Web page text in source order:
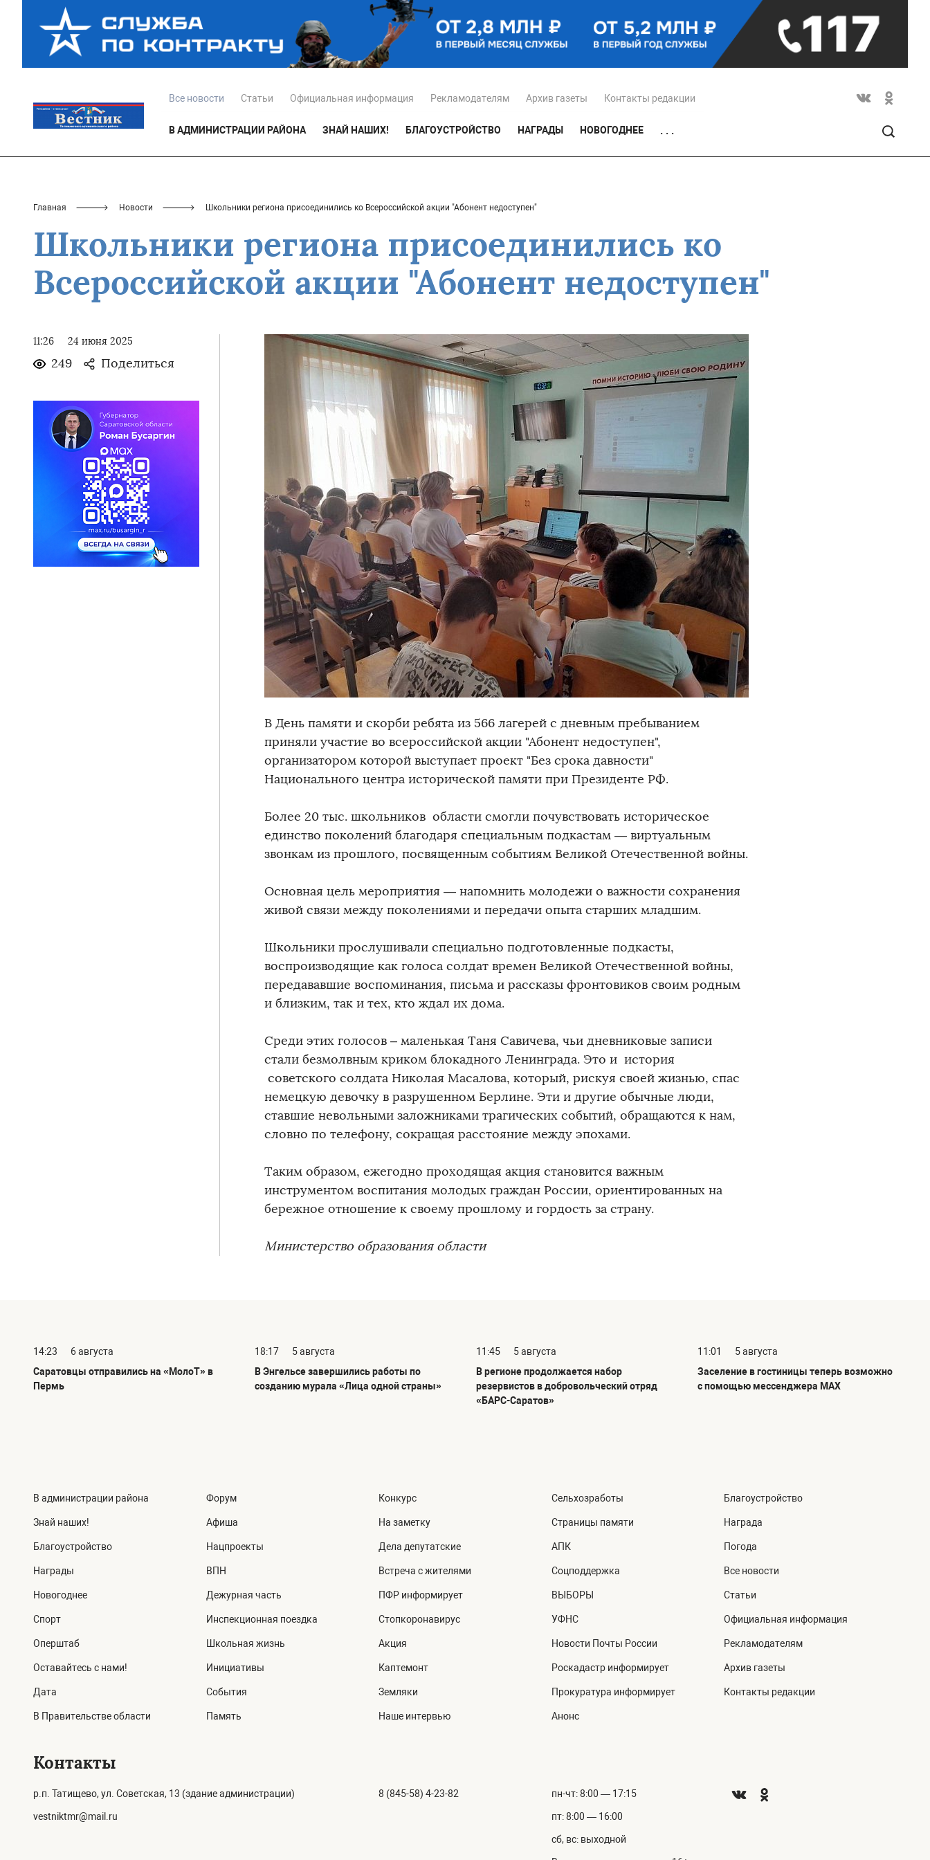
Все новости Статьи Официальная информация Рекламодателям Архив газеты Контакты редакции
В АДМИНИСТРАЦИИ РАЙОНА ЗНАЙ НАШИХ! БЛАГОУСТРОЙСТВО НАГРАДЫ НОВОГОДНЕЕ . . .
Главная Новости Школьники региона присоединились ко Всероссийской акции "Абонент недоступен"
Школьники региона присоединились ко
Всероссийской акции "Абонент недоступен"
11:26 24 июня 2025
249 Поделиться
В День памяти и скорби ребята из 566 лагерей с дневным пребыванием
приняли участие во всероссийской акции "Абонент недоступен",
организатором которой выступает проект "Без срока давности"
Национального центра исторической памяти при Президенте РФ.
Более 20 тыс. школьников области смогли почувствовать историческое
единство поколений благодаря специальным подкастам — виртуальным
звонкам из прошлого, посвященным событиям Великой Отечественной войны.
Основная цель мероприятия — напомнить молодежи о важности сохранения
живой связи между поколениями и передачи опыта старших младшим.
Школьники прослушивали специально подготовленные подкасты,
воспроизводящие как голоса солдат времен Великой Отечественной войны,
передававшие воспоминания, письма и рассказы фронтовиков своим родным
и близким, так и тех, кто ждал их дома.
Среди этих голосов – маленькая Таня Савичева, чьи дневниковые записи
стали безмолвным криком блокадного Ленинграда. Это и история
советского солдата Николая Масалова, который, рискуя своей жизнью, спас
немецкую девочку в разрушенном Берлине. Эти и другие обычные люди,
ставшие невольными заложниками трагических событий, обращаются к нам,
словно по телефону, сокращая расстояние между эпохами.
Таким образом, ежегодно проходящая акция становится важным
инструментом воспитания молодых граждан России, ориентированных на
бережное отношение к своему прошлому и гордость за страну.
Министерство образования области
14:23
6 августа
Саратовцы отправились на «МолоТ» в
Пермь
18:17
5 августа
В Энгельсе завершились работы по
созданию мурала «Лица одной страны»
11:45
5 августа
В регионе продолжается набор
резервистов в добровольческий отряд
«БАРС-Саратов»
11:01
5 августа
Заселение в гостиницы теперь возможно
с помощью мессенджера MAX
В администрации района
Знай наших!
Благоустройство
Награды
Новогоднее
Спорт
Оперштаб
Оставайтесь с нами!
Дата
В Правительстве области
Форум
Афиша
Нацпроекты
ВПН
Дежурная часть
Инспекционная поездка
Школьная жизнь
Инициативы
События
Память
Конкурс
На заметку
Дела депутатские
Встреча с жителями
ПФР информирует
Стопкоронавирус
Акция
Каптемонт
Земляки
Наше интервью
Сельхозработы
Страницы памяти
АПК
Соцподдержка
ВЫБОРЫ
УФНС
Новости Почты России
Роскадастр информирует
Прокуратура информирует
Анонс
Благоустройство
Награда
Погода
Все новости
Статьи
Официальная информация
Рекламодателям
Архив газеты
Контакты редакции
Контакты
р.п. Татищево, ул. Советская, 13 (здание администрации)
vestniktmr@mail.ru
8 (845-58) 4-23-82 пн-чт: 8:00 — 17:15
пт: 8:00 — 16:00
сб, вс: выходной